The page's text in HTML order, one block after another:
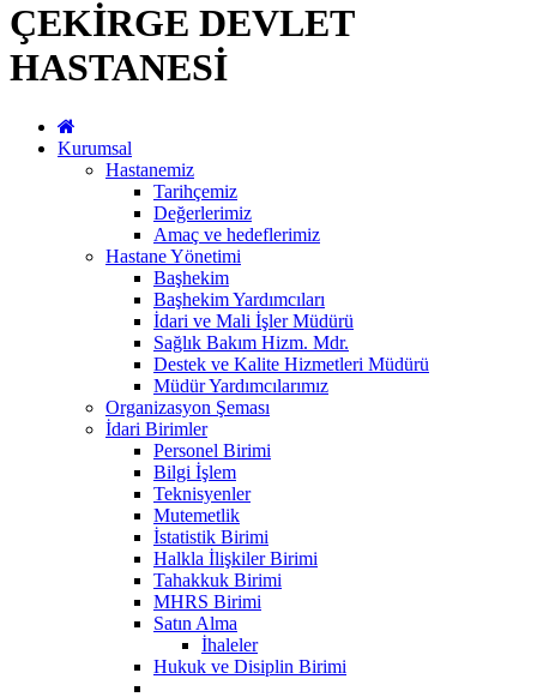
ÇEKİRGE DEVLET
HASTANESİ
Kurumsal
Hastanemiz
Tarihçemiz
Değerlerimiz
Amaç ve hedeflerimiz
Hastane Yönetimi
Başhekim
Başhekim Yardımcıları
İdari ve Mali İşler Müdürü
Sağlık Bakım Hizm. Mdr.
Destek ve Kalite Hizmetleri Müdürü
Müdür Yardımcılarımız
Organizasyon Şeması
İdari Birimler
Personel Birimi
Bilgi İşlem
Teknisyenler
Mutemetlik
İstatistik Birimi
Halkla İlişkiler Birimi
Tahakkuk Birimi
MHRS Birimi
Satın Alma
İhaleler
Hukuk ve Disiplin Birimi